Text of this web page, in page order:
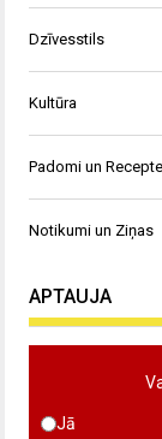
Dzīvesstils
Kultūra
Padomi un
Notikumi un Ziņas
APTAUJA
Jā